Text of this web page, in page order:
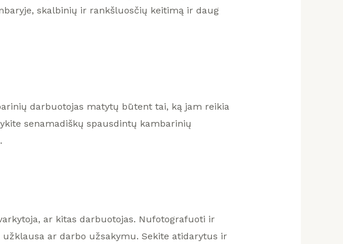
skalbinių ir rankšluosčių keitimą ir daug
darbuotojas matytų būtent tai, ką jam reikia
senamadiškų spausdintų kambarinių
ar kitas darbuotojas. Nufotografuoti ir
ar darbo užsakymu. Sekite atidarytus ir